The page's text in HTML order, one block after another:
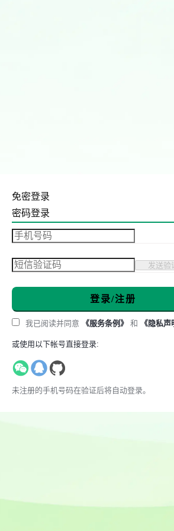
免密登录
密码登录
发送验
登录/注册
我已阅读并同意 《服务条例》 和 《隐私声
或使用以下帐号直接登录:
未注册的手机号码在验证后将自动登录。